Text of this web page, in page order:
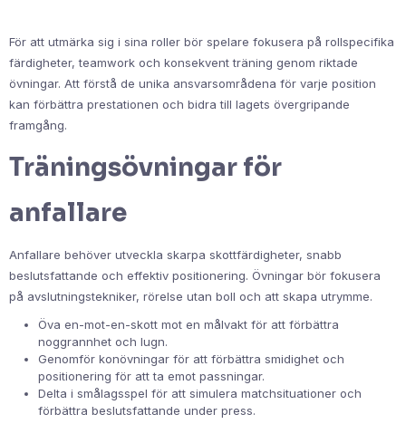
För att utmärka sig i sina roller bör spelare fokusera på rollspecifika
färdigheter, teamwork och konsekvent träning genom riktade
övningar. Att förstå de unika ansvarsområdena för varje position
kan förbättra prestationen och bidra till lagets övergripande
framgång.
Träningsövningar för
anfallare
Anfallare behöver utveckla skarpa skottfärdigheter, snabb
beslutsfattande och effektiv positionering. Övningar bör fokusera
på avslutningstekniker, rörelse utan boll och att skapa utrymme.
Öva en-mot-en-skott mot en målvakt för att förbättra
noggrannhet och lugn.
Genomför konövningar för att förbättra smidighet och
positionering för att ta emot passningar.
Delta i smålagsspel för att simulera matchsituationer och
förbättra beslutsfattande under press.